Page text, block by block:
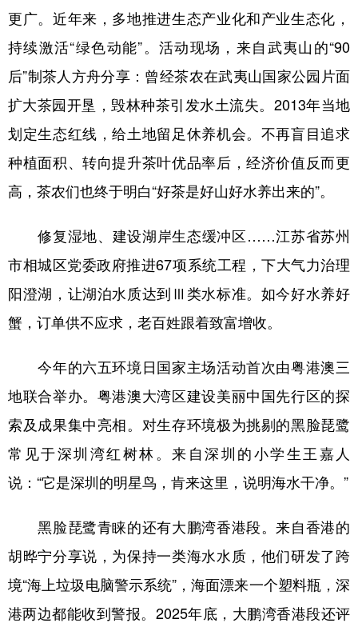
更广。近年来，多地推进生态产业化和产业生态化，
持续激活“绿色动能”。活动现场，来自武夷山的“90
后”制茶人方舟分享：曾经茶农在武夷山国家公园片面
扩大茶园开垦，毁林种茶引发水土流失。2013年当地
划定生态红线，给土地留足休养机会。不再盲目追求
种植面积、转向提升茶叶优品率后，经济价值反而更
高，茶农们也终于明白“好茶是好山好水养出来的”。
修复湿地、建设湖岸生态缓冲区……江苏省苏州
市相城区党委政府推进67项系统工程，下大气力治理
阳澄湖，让湖泊水质达到Ⅲ类水标准。如今好水养好
蟹，订单供不应求，老百姓跟着致富增收。
今年的六五环境日国家主场活动首次由粤港澳三
地联合举办。粤港澳大湾区建设美丽中国先行区的探
索及成果集中亮相。对生存环境极为挑剔的黑脸琵鹭
常见于深圳湾红树林。来自深圳的小学生王嘉人
说：“它是深圳的明星鸟，肯来这里，说明海水干净。”
黑脸琵鹭青睐的还有大鹏湾香港段。来自香港的
胡晔宁分享说，为保持一类海水水质，他们研发了跨
境“海上垃圾电脑警示系统”，海面漂来一个塑料瓶，深
港两边都能收到警报。2025年底，大鹏湾香港段还评